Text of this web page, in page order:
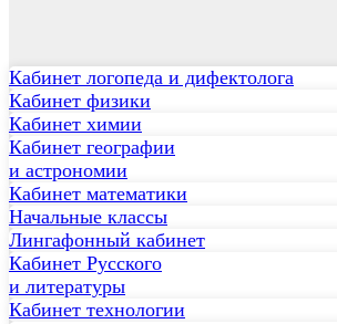
Кабинет логопеда и дифектолога
Кабинет физики
Кабинет химии
Кабинет географии
и астрономии
Кабинет математики
Начальные классы
Лингафонный кабинет
Кабинет Русского
и литературы
Кабинет технологии